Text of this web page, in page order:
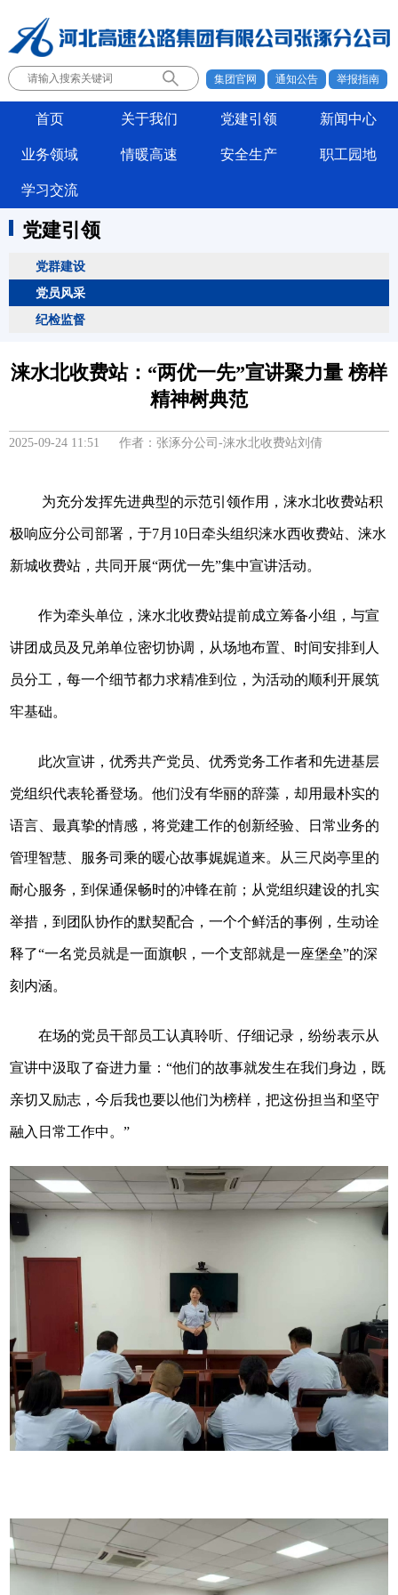
集团官网 通知公告 举报指南
首页 关于我们 党建引领 新闻中心
业务领域 情暖高速 安全生产 职工园地
学习交流
党建引领
党群建设
党员风采
纪检监督
涞水北收费站：“两优一先”宣讲聚力量 榜样
精神树典范
2025-09-24 11:51 作者：张涿分公司-涞水北收费站刘倩
为充分发挥先进典型的示范引领作用，涞水北收费站积
极响应分公司部署，于7月10日牵头组织涞水西收费站、涞水
新城收费站，共同开展“两优一先”集中宣讲活动。
作为牵头单位，涞水北收费站提前成立筹备小组，与宣
讲团成员及兄弟单位密切协调，从场地布置、时间安排到人
员分工，每一个细节都力求精准到位，为活动的顺利开展筑
牢基础。
此次宣讲，优秀共产党员、优秀党务工作者和先进基层
党组织代表轮番登场。他们没有华丽的辞藻，却用最朴实的
语言、最真挚的情感，将党建工作的创新经验、日常业务的
管理智慧、服务司乘的暖心故事娓娓道来。从三尺岗亭里的
耐心服务，到保通保畅时的冲锋在前；从党组织建设的扎实
举措，到团队协作的默契配合，一个个鲜活的事例，生动诠
释了“一名党员就是一面旗帜，一个支部就是一座堡垒”的深
刻内涵。
在场的党员干部员工认真聆听、仔细记录，纷纷表示从
宣讲中汲取了奋进力量：“他们的故事就发生在我们身边，既
亲切又励志，今后我也要以他们为榜样，把这份担当和坚守
融入日常工作中。”